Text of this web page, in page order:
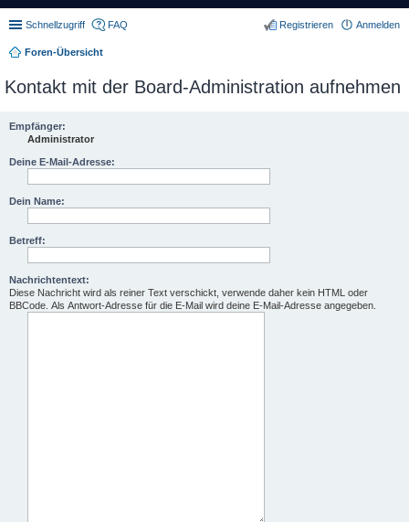
Schnellzugriff FAQ Anmelden
Registrieren
Foren-Übersicht
Kontakt mit der Board-Administration aufnehmen
Empfänger:
Administrator
Deine E-Mail-Adresse:
Dein Name:
Betreff:
Nachrichtentext:
Diese Nachricht wird als reiner Text verschickt, verwende daher kein HTML oder
BBCode. Als Antwort-Adresse für die E-Mail wird deine E-Mail-Adresse angegeben.